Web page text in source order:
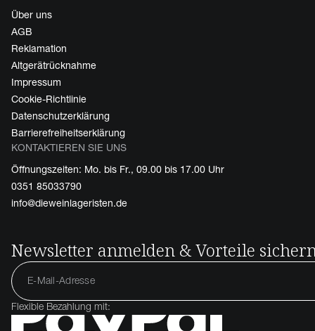
Über uns
AGB
Reklamation
Altgerätrücknahme
Impressum
Cookie-Richtlinie
Datenschutzerklärung
Barrierefreiheitserklärung
KONTAKTIEREN SIE UNS
Öffnungszeiten: Mo. bis Fr., 09.00 bis 17.00 Uhr
0351 85033790
info@dieweinlageristen.de
Newsletter anmelden & Vorteile
Flexible Bezahlung mit: